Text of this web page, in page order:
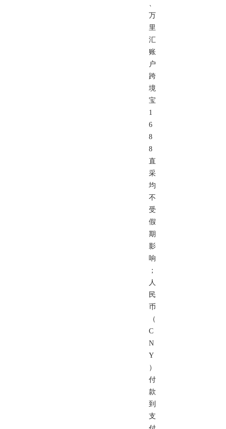
万
里
汇
账
户
跨
境
宝
1
6
8
8
直
采
均
不
受
假
期
影
响
；
人
民
币
（
C
N
Y
）
付
款
到
支